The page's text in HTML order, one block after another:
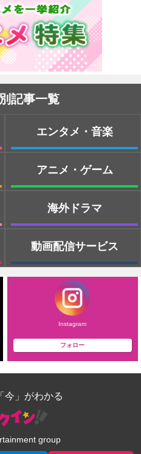
記事一覧
エンタメ・音楽
アニメ・ゲーム
海外ドラマ
動画配信サービス
Instagram
フォロー
今」がわかる
group